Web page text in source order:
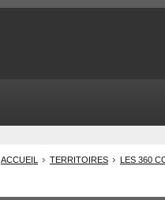
ACCUEIL TERRITOIRES LES 360